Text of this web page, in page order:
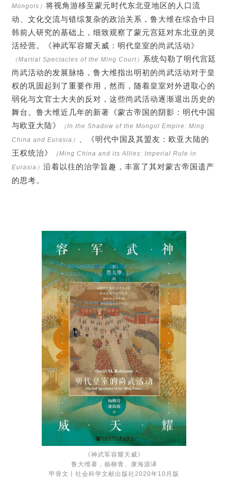
Mongols） 将视角游移至蒙元时代东北亚地区的人口流
动、文化交流与错综复杂的政治关系，鲁大维在综合中日
韩前人研究的基础上，细致观察了蒙元宫廷对东北亚的灵
活经营。《神武军容耀天威：明代皇室的尚武活动》
（Martial Spectacles of the Ming Court） 系统勾勒了明代宫廷
尚武活动的发展脉络，鲁大维指出明初的尚武活动对于皇
权的巩固起到了重要作用，然而，随着皇室对外进取心的
弱化与文官士大夫的反对，这些尚武活动逐渐退出历史的
舞台。鲁大维近几年的新著《蒙古帝国的阴影：明代中国
与欧亚大陆》
（In the Shadow of the Mongol Empire: Ming
China and Eurasia）
、《明代中国及其盟友：欧亚大陆的
王权统治》
（Ming China and its Allies: Imperial Rule in
Eurasia） 沿着以往的治学旨趣，丰富了其对蒙古帝国遗产
的思考。
《神武军容耀天威》
鲁大维著，杨柳青、康海源译
甲骨文丨社会科学文献出版社2020年10月版